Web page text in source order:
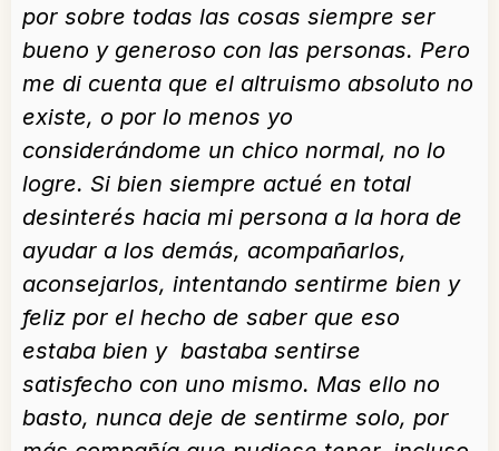
por sobre todas las cosas siempre ser
bueno y generoso con las personas. Pero
me di cuenta que el altruismo absoluto no
existe, o por lo menos yo
considerándome un chico normal, no lo
logre. Si bien siempre actué en total
desinterés hacia mi persona a la hora de
ayudar a los demás, acompañarlos,
aconsejarlos, intentando sentirme bien y
feliz por el hecho de saber que eso
estaba bien y bastaba sentirse
satisfecho con uno mismo. Mas ello no
basto, nunca deje de sentirme solo, por